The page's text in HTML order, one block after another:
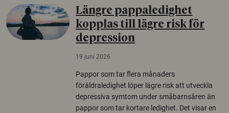
Längre pappaledighet
kopplas till lägre risk för
depression
19 juni 2026
Pappor som tar flera månaders
föräldraledighet löper lägre risk att utveckla
depressiva symtom under småbarnsåren än
pappor som tar kortare ledighet. Det visar en